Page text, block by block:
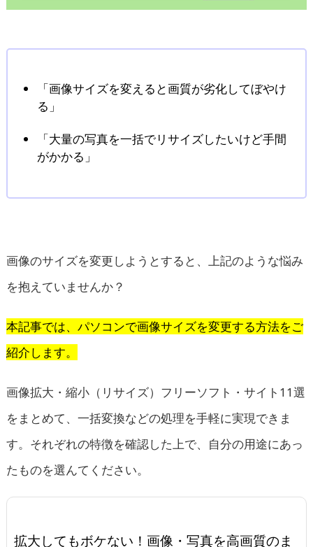
「画像サイズを変えると画質が劣化してぼやけ
る」
「大量の写真を一括でリサイズしたいけど手間
がかかる」
画像のサイズを変更しようとすると、上記のような悩み
を抱えていませんか？
本記事では、パソコンで画像サイズを変更する方法をご
紹介します。
画像拡大・縮小（リサイズ）フリーソフト・サイト11選
をまとめて、一括変換などの処理を手軽に実現できま
す。それぞれの特徴を確認した上で、自分の用途にあっ
たものを選んてください。
拡大してもボケない！画像・写真を高画質のま